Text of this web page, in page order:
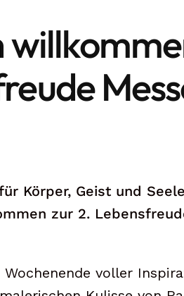
Körper, Geist und
zur 2.
Wochenende voller